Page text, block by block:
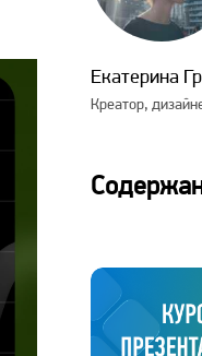
Екатерина
Креатор,